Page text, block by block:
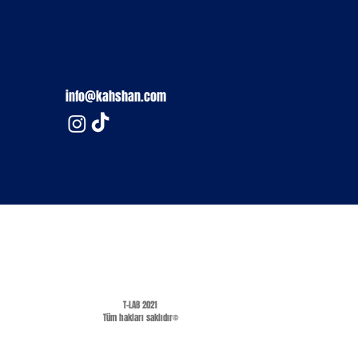
info@kahshan.com
T-LAB 2021
Tüm hakları saklıdır©